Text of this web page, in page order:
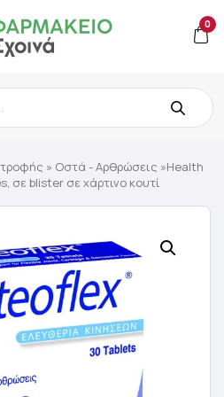
0
» Οστά - Αρθρώσεις »Health
σε blister σε χάρτινο κουτί